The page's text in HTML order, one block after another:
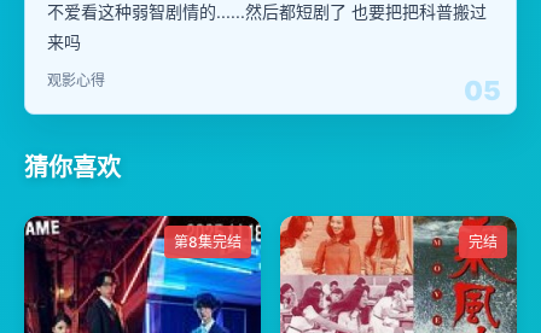
05
不爱看这种弱智剧情的......然后都短剧了 也要把把科普搬过
来吗
观影心得
猜你喜欢
第8集完结 完结